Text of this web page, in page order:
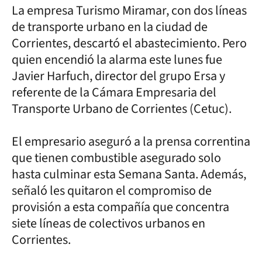
La empresa Turismo Miramar, con dos líneas
de transporte urbano en la ciudad de
Corrientes, descartó el abastecimiento. Pero
quien encendió la alarma este lunes fue
Javier Harfuch, director del grupo Ersa y
referente de la Cámara Empresaria del
Transporte Urbano de Corrientes (Cetuc).
El empresario aseguró a la prensa correntina
que tienen combustible asegurado solo
hasta culminar esta Semana Santa. Además,
señaló les quitaron el compromiso de
provisión a esta compañía que concentra
siete líneas de colectivos urbanos en
Corrientes.